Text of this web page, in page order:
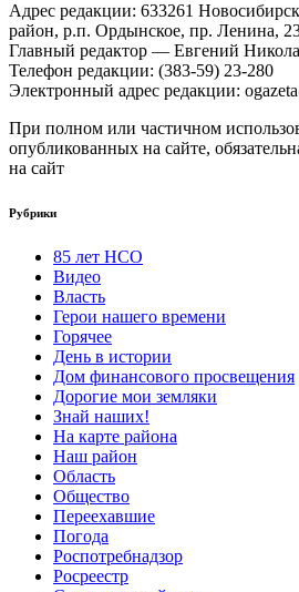
Адрес редакции: 633261
район, р.п. Ордынское, пр. Ленина,
Главный редактор — Евгений
Телефон редакции: (383-59) 23-280
Электронный адрес редакции:
При полном или частичном
опубликованных на сайте,
на сайт
Рубрики
85 лет НСО
Видео
Власть
Герои нашего времени
Горячее
День в истории
Дом финансового просвещения
Дорогие мои земляки
Знай наших!
На карте района
Наш район
Область
Общество
Переехавшие
Погода
Роспотребнадзор
Росреестр